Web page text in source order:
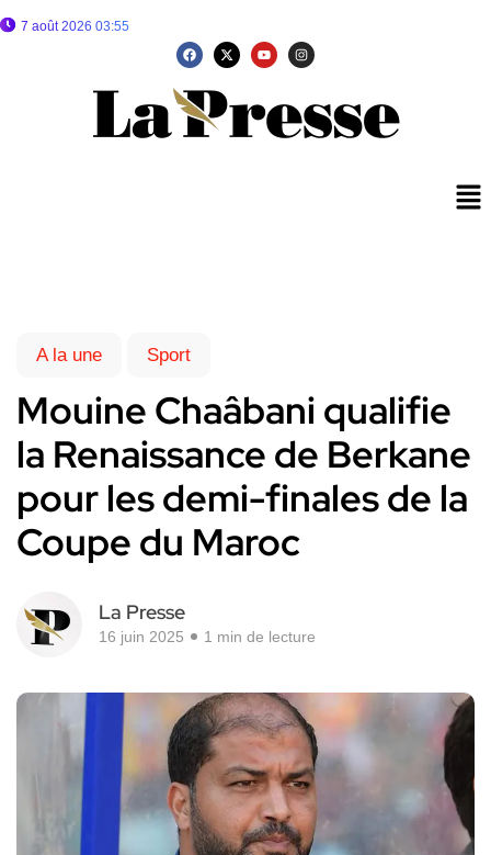
7 août 2026 03:55
A la une Sport
Mouine Chaâbani qualifie
la Renaissance de Berkane
pour les demi-finales de la
Coupe du Maroc
La Presse
16 juin 2025 1 min de lecture